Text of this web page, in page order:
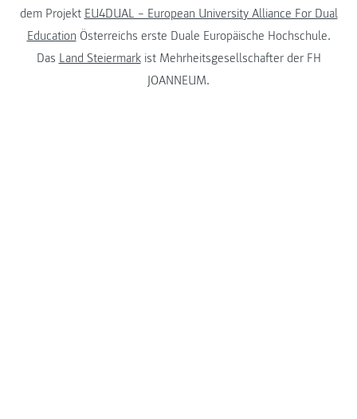
dem Projekt EU4DUAL – European University Alliance For Dual
Education Österreichs erste Duale Europäische Hochschule.
Das Land Steiermarkist Mehrheitsgesellschafter der FH
JOANNEUM.